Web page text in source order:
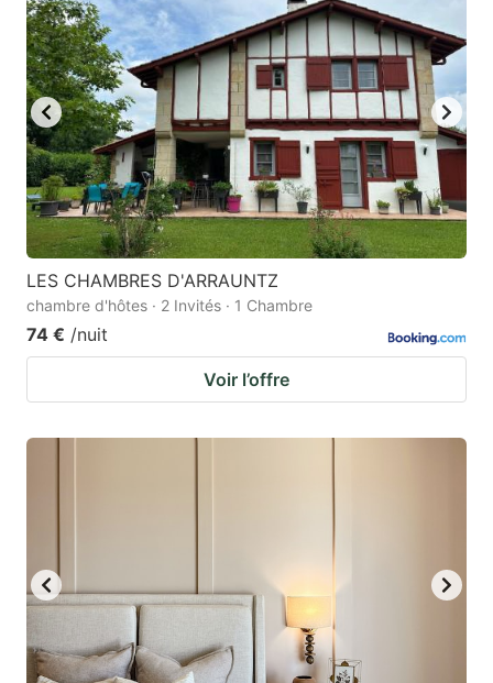
LES CHAMBRES D'ARRAUNTZ
chambre d'hôtes · 2 Invités · 1 Chambre
74 € /nuit
Voir l’offre